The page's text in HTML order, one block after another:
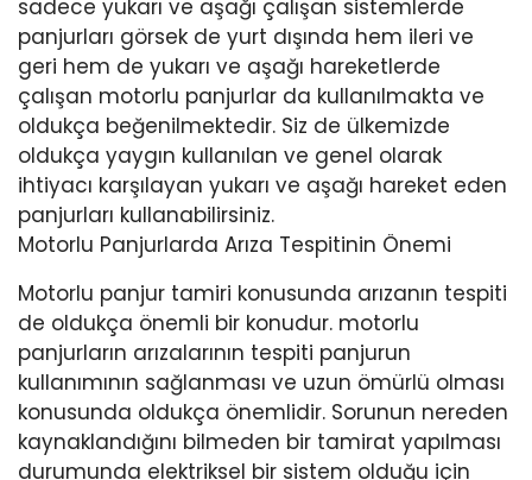
sadece yukarı ve aşağı çalışan sistemlerde
panjurları görsek de yurt dışında hem ileri ve
geri hem de yukarı ve aşağı hareketlerde
çalışan motorlu panjurlar da kullanılmakta ve
oldukça beğenilmektedir. Siz de ülkemizde
oldukça yaygın kullanılan ve genel olarak
ihtiyacı karşılayan yukarı ve aşağı hareket eden
panjurları kullanabilirsiniz.
Motorlu Panjurlarda Arıza Tespitinin Önemi
Motorlu panjur tamiri konusunda arızanın tespiti
de oldukça önemli bir konudur. motorlu
panjurların arızalarının tespiti panjurun
kullanımının sağlanması ve uzun ömürlü olması
konusunda oldukça önemlidir. Sorunun nereden
kaynaklandığını bilmeden bir tamirat yapılması
durumunda elektriksel bir sistem olduğu için